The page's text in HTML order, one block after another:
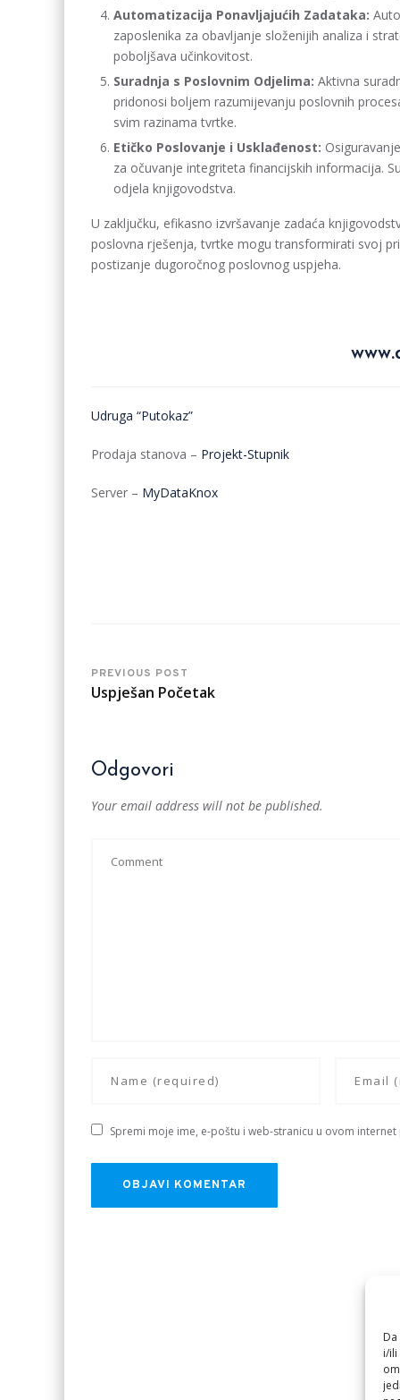
i/ili
Automatizacija Ponavljajućih Zadataka:
zaposlenika za obavljanje složenijih analiza i
poboljšava učinkovitost.
Suradnja s Poslovnim Odjelima: Aktivna
pridonosi boljem razumijevanju poslovnih
svim razinama tvrtke.
Etičko Poslovanje i Usklađenost:
za očuvanje integriteta financijskih informacija.
odjela knjigovodstva.
U zaključku, efikasno izvršavanje zadaća
poslovna rješenja, tvrtke mogu transformirati svoj
postizanje dugoročnog poslovnog uspjeha.
Udruga “Putokaz”
Prodaja stanova – Projekt-Stupnik
Server – MyDataKnox
PREVIOUS POST
Uspješan Početak
Odgovori
Your email address will not be published.
Spremi moje ime, e-poštu i web-stranicu u ovom